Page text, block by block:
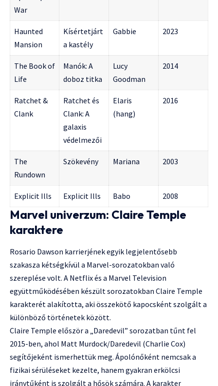
War
Haunted
Mansion
Kísértetjárt
a kastély
Gabbie 2023
The Book of
Life
Manók: A
doboz titka
Lucy
Goodman
2014
Ratchet &
Clank
Ratchet és
Clank: A
galaxis
védelmezői
Elaris
(hang)
2016
The
Rundown
Szökevény Mariana 2003
Explicit Ills Explicit Ills Babo 2008
Marvel univerzum: Claire Temple
karaktere
Rosario Dawson karrierjének egyik legjelentősebb
szakasza kétségkívül a Marvel-sorozatokban való
szereplése volt. A Netflix és a Marvel Television
együttműködésében készült sorozatokban Claire Temple
karakterét alakította, aki összekötő kapocsként szolgált a
különböző történetek között.
Claire Temple először a „Daredevil” sorozatban tűnt fel
2015-ben, ahol Matt Murdock/Daredevil (Charlie Cox)
segítőjeként ismerhettük meg. Ápolónőként nemcsak a
fizikai sérüléseket kezelte, hanem gyakran erkölcsi
iránytűként is szolgált a hősök számára. A karakter